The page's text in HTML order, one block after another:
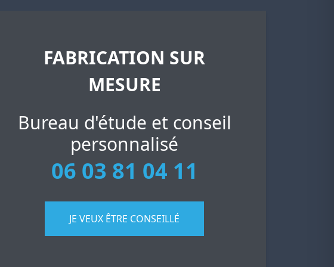
FABRICATION SUR
MESURE
Bureau d'étude et conseil
personnalisé
06 03 81 04 11
JE VEUX ÊTRE CONSEILLÉ